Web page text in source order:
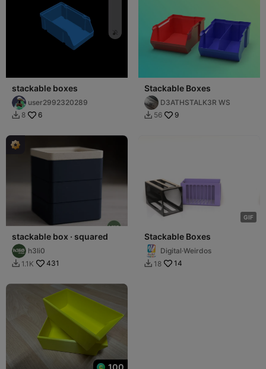
stackable boxes
user2992320289
 8 6
Stackable Boxes
D3ATHSTALK3R WS
 56 9
stackable box · squared
h3li0
 1.1K 431
GIF
Stackable Boxes
Digital·Weirdos
 18 14